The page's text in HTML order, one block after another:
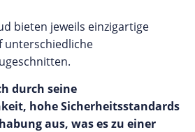
bieten jeweils einzigartige
unterschiedliche
durch seine
hohe Sicherheitsstandards
aus, was es zu einer